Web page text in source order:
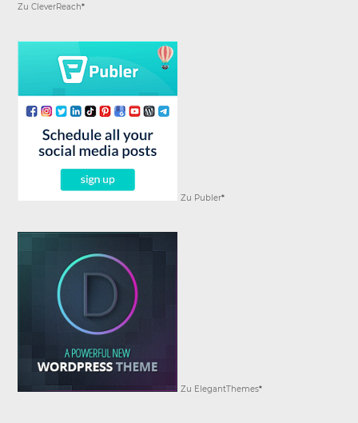
Zu CleverReach*
Zu Publer*
Zu ElegantThemes*